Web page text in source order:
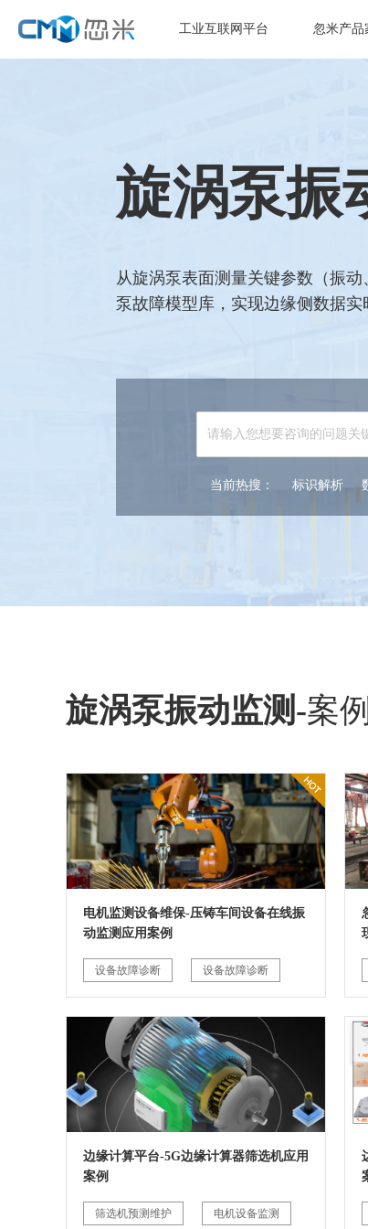
工业互联网平台 忽米产品
旋涡泵振
从旋涡泵表面测量关键参数（振
泵故障模型库，实现边缘侧数据实
当前热搜： 标识解析
旋涡泵振动监测 -案
电机监测设备维保-压铸车间设备在线振
动监测应用案例
设备故障诊断 设备故障诊断
边缘计算平台-5G边缘计算器筛选机应用
案例
筛选机预测维护 电机设备监测